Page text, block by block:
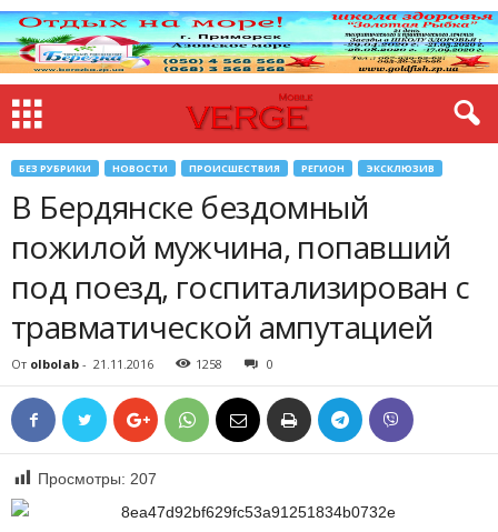
БЕЗ РУБРИКИ НОВОСТИ ПРОИСШЕСТВИЯ РЕГИОН ЭКСКЛЮЗИВ
В Бердянске бездомный
пожилой мужчина, попавший
под поезд, госпитализирован с
травматической ампутацией
От olbolab - 21.11.2016 1258 0
Просмотры: 207